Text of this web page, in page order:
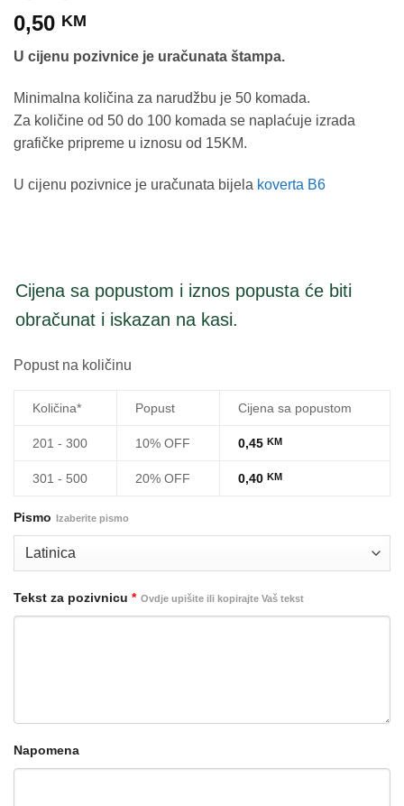
0,50 KM
U cijenu pozivnice je uračunata štampa.
Minimalna količina za narudžbu je 50 komada.
Za količine od 50 do 100 komada se naplaćuje izrada
grafičke pripreme u iznosu od 15KM.
U cijenu pozivnice je uračunata bijela koverta B6
Cijena sa popustom i iznos popusta će biti
obračunat i iskazan na kasi.
Popust na količinu
Količina* Popust Cijena sa popustom
201 - 300 10% OFF 0,45 KM
301 - 500 20% OFF 0,40 KM
Pismo Izaberite pismo
Tekst za pozivnicu * Ovdje upišite ili kopirajte Vaš tekst
Napomena